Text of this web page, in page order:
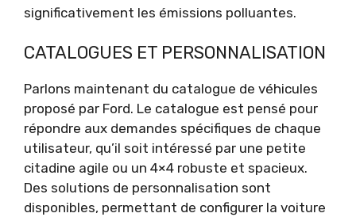
significativement les émissions polluantes.
CATALOGUES ET PERSONNALISATION
Parlons maintenant du catalogue de véhicules
proposé par Ford. Le catalogue est pensé pour
répondre aux demandes spécifiques de chaque
utilisateur, qu’il soit intéressé par une petite
citadine agile ou un 4×4 robuste et spacieux.
Des solutions de personnalisation sont
disponibles, permettant de configurer la voiture